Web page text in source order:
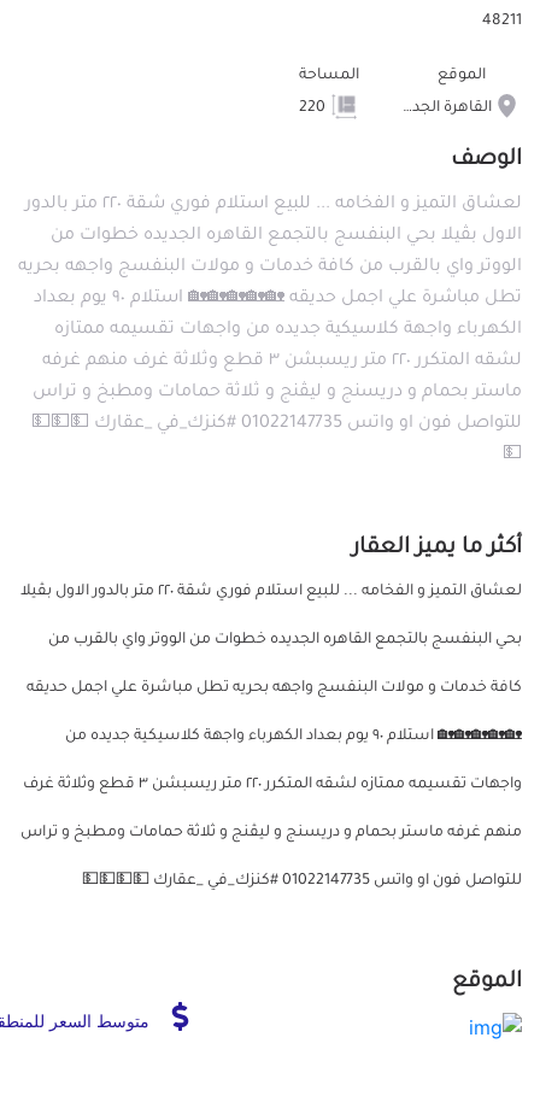
48211
الموقع
القاهرة الجديدة
المساحة
الوصف
لعشاق التميز و الفخامه ... للبيع استلام فوري شقة ٢٢٠ متر بالدور
الاول بڤيلا بحي البنفسج بالتجمع القاهره الجديده خطوات من
الووتر واي بالقرب من كافة خدمات و مولات البنفسج واجهه بحريه
تطل مباشرة علي اجمل حديقه 🏡🏡🏡🏡🏡 استلام ٩٠ يوم بعداد
الكهرباء واجهة كلاسيكية جديده من واجهات تقسيمه ممتازه
لشقه المتكرر ٢٢٠ متر ريسبشن ٣ قطع وثلاثة غرف منهم غرفه
ماستر بحمام و دريسنج و ليڤنج و ثلاثة حمامات ومطبخ و تراس
للتواصل فون او واتس 01022147735 #كنزك_في _عقارك 💵💵💵
💵
أكثر ما يميز العقار
لعشاق التميز و الفخامه ... للبيع استلام فوري شقة ٢٢٠ متر بالدور الاول بڤيلا
بحي البنفسج بالتجمع القاهره الجديده خطوات من الووتر واي بالقرب من
كافة خدمات و مولات البنفسج واجهه بحريه تطل مباشرة علي اجمل حديقه
🏡🏡🏡🏡🏡 استلام ٩٠ يوم بعداد الكهرباء واجهة كلاسيكية جديده من
واجهات تقسيمه ممتازه لشقه المتكرر ٢٢٠ متر ريسبشن ٣ قطع وثلاثة غرف
منهم غرفه ماستر بحمام و دريسنج و ليڤنج و ثلاثة حمامات ومطبخ و تراس
للتواصل فون او واتس 01022147735 #كنزك_في _عقارك 💵💵💵💵
الموقع
متوسط السعر